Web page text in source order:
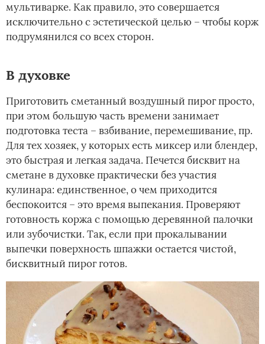
мультиварке. Как правило, это совершается
исключительно с эстетической целью – чтобы корж
подрумянился со всех сторон.
В духовке
Приготовить сметанный воздушный пирог просто,
при этом большую часть времени занимает
подготовка теста – взбивание, перемешивание, пр.
Для тех хозяек, у которых есть миксер или блендер,
это быстрая и легкая задача. Печется бисквит на
сметане в духовке практически без участия
кулинара: единственное, о чем приходится
беспокоится – это время выпекания. Проверяют
готовность коржа с помощью деревянной палочки
или зубочистки. Так, если при прокалывании
выпечки поверхность шпажки остается чистой,
бисквитный пирог готов.